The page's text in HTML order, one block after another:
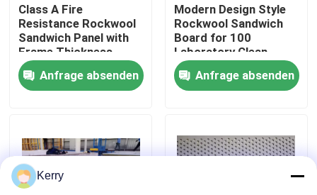
Treten Sie mit uns in Verbindung
Fordern Sie ein Zitat
Modulare Stahlkonstruktionen
Rockwool-Sandwich-Platte
Class A Fire
Resistance Rockwool
Sandwich Panel with
Frame Thickness
0.6mm and Max
Length 9000mm
Anfrage absenden
Modern Design Style
Rockwool Sandwich
Board for 100
Laboratory Clean
Room Solutions
Anfrage absenden
Kerry